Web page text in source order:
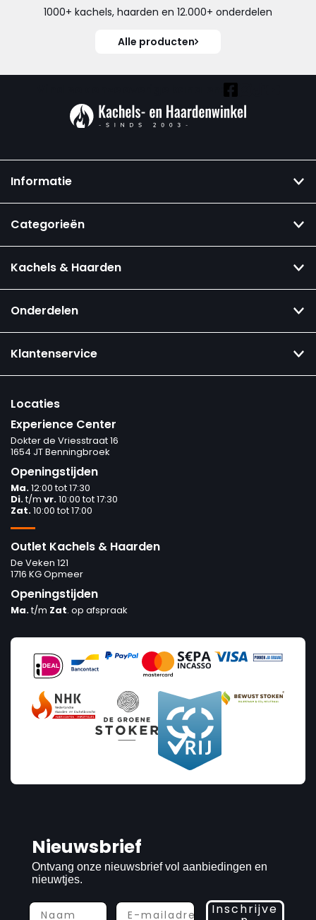
1000+ kachels, haarden en 12.000+ onderdelen
Alle producten
Informatie
Categorieën
Kachels & Haarden
Onderdelen
Klantenservice
Locaties
Experience Center
Dokter de Vriesstraat 16
1654 JT Benningbroek
Openingstijden
Ma.12:00 tot 17:30
Di.t/m vr.10:00 tot 17:30
Zat.10:00 tot 17:00
Outlet Kachels & Haarden
De Veken 121
1716 KG Opmeer
Openingstijden
Ma.t/m Zat. op afspraak
Nieuwsbrief
Ontvang onze nieuwsbrief vol aanbiedingen en
nieuwtjes.
Inschrijve